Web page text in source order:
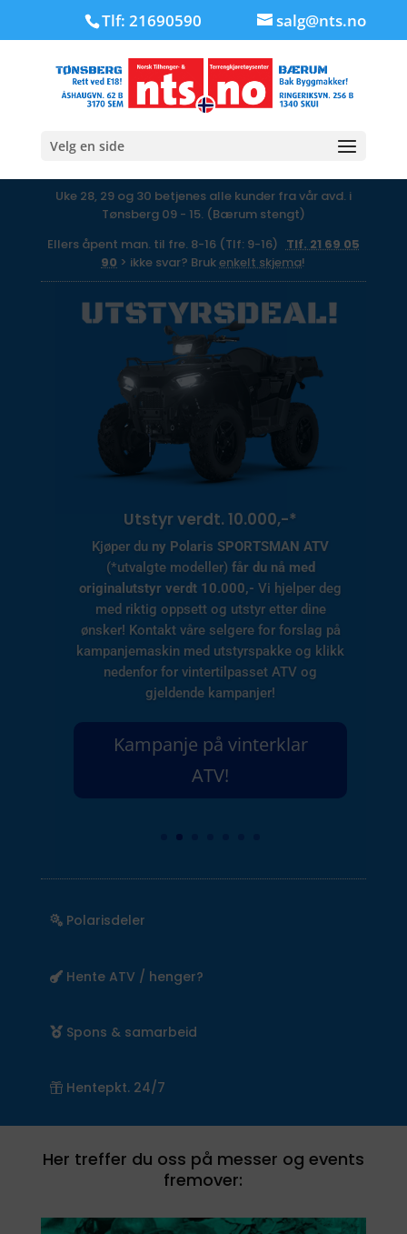
Tlf: 21690590 salg@nts.no
Velg en side
Uke 28, 29 og 30 betjenes alle kunder fra vår avd. i
Tønsberg 09 - 15. (Bærum stengt)
Ellers åpent man. til fre. 8-16 (Tlf: 9-16) Tlf. 21 69 05
90 > ikke svar? Brukenkelt skjema!
Klar for båtsesongen?
Båtturen starter hos oss! Vi har mer enn 70
båthengermodeller i sortimentet og
eventyrlig utvalg til små, mellomstore og
større båter. Sjekk ut våreTikiog Tredal
båthengermodeller og forbered deg på
sommersesongen!
Finn ny båthenger!
Polarisdeler
Hente ATV / henger?
Spons & samarbeid
Hentepkt. 24/7
Her treffer du oss på messer og events
fremover: